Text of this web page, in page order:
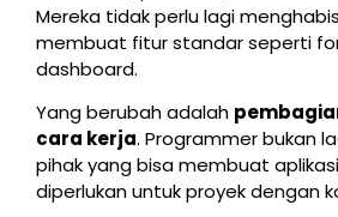
Mereka tidak perlu lagi
membuat fitur standar seperti
dashboard.
Yang berubah adalah
cara kerja. Programmer bukan
pihak yang bisa membuat
diperlukan untuk proyek dengan